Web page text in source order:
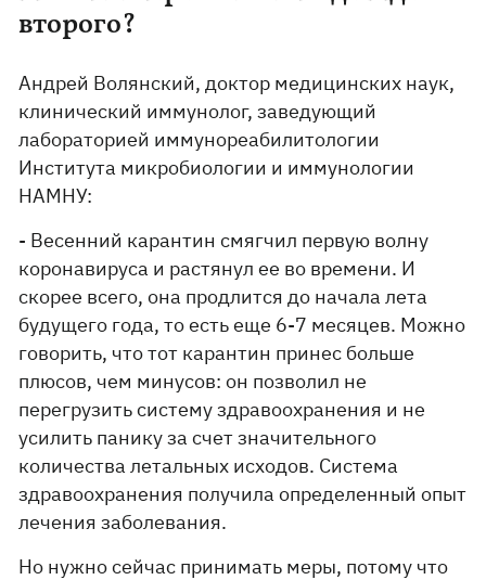
второго?
Андрей Волянский, доктор медицинских наук,
клинический иммунолог, заведующий
лабораторией иммунореабилитологии
Института микробиологии и иммунологии
НАМНУ:
- Весенний карантин смягчил первую волну
коронавируса и растянул ее во времени. И
скорее всего, она продлится до начала лета
будущего года, то есть еще 6-7 месяцев. Можно
говорить, что тот карантин принес больше
плюсов, чем минусов: он позволил не
перегрузить систему здравоохранения и не
усилить панику за счет значительного
количества летальных исходов. Система
здравоохранения получила определенный опыт
лечения заболевания.
Но нужно сейчас принимать меры, потому что